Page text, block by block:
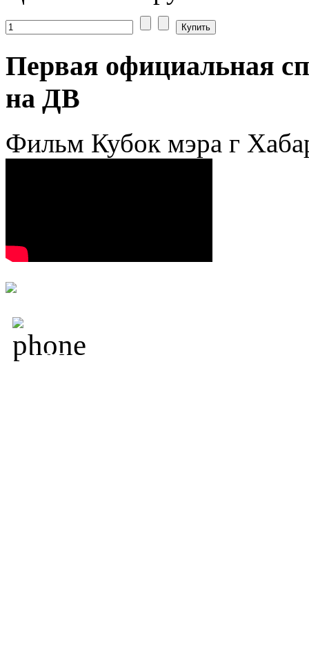
Первая официальная
на ДВ
Фильм Кубок мэра г
+7 (800) 250-18-09,
19-33